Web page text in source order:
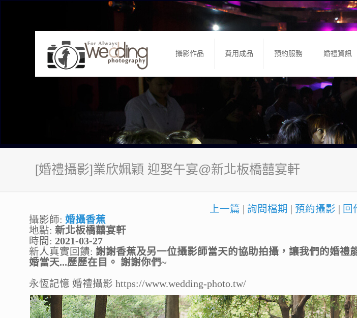
攝影作品 費用成品 預約服務 婚禮資訊
[婚禮攝影]業欣姵穎 迎娶午宴@新北板橋囍宴軒
上一篇 詢問檔期 預約攝影 回
攝影師: 婚攝香蕉
地點: 新北板橋囍宴軒
時間: 2021-03-27
新人真實回饋: 謝謝香蕉及另一位攝影師當天的協助拍攝，讓我們的婚
婚當天...歷歷在目。 謝謝你們~
永恆記憶 婚禮攝影 https://www.wedding-photo.tw/